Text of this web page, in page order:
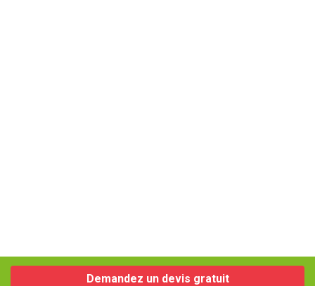
Demandez un devis gratuit